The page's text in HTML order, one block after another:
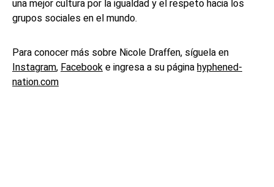
una mejor cultura por la igualdad y el respeto hacia los
grupos sociales en el mundo.
Para conocer más sobre Nicole Draffen, síguela en
Instagram,Facebooke ingresa a su páginahyphened-
nation.com